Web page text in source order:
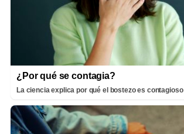
¿Por qué se contagia?
La ciencia explica por qué el bostezo es contagioso